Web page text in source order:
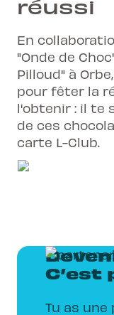
réussi
En
"Onde de
Pilloud" à
pour fêter la
l'obtenir : il te
de ces
carte L-Club.
C’est
Tu as une